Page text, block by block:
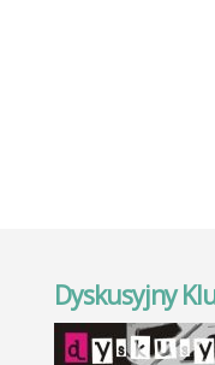
Dyskusyjny